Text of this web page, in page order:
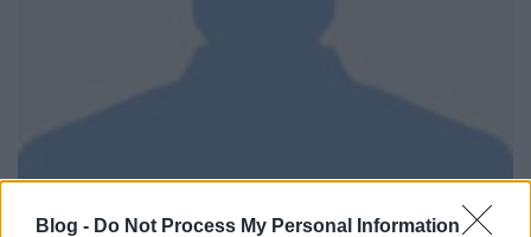
Blog - Do Not Process My Personal Information